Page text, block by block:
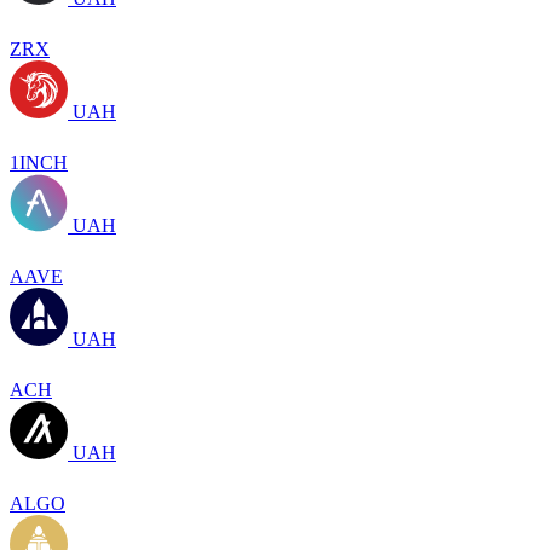
ZRX
UAH
1INCH
UAH
AAVE
UAH
ACH
UAH
ALGO